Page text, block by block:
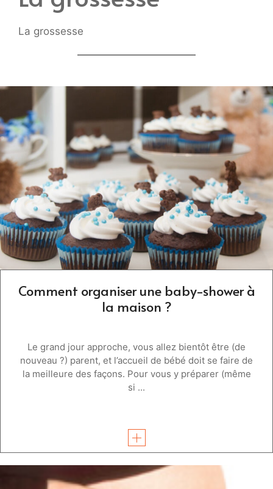
La grossesse
Comment organiser une baby-shower à
la maison ?
Le grand jour approche, vous allez bientôt être (de
nouveau ?) parent, et l’accueil de bébé doit se faire de
la meilleure des façons. Pour vous y préparer (même
si ...